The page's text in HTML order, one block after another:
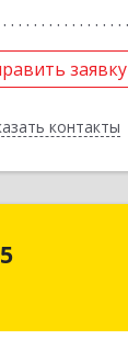
заявку
контакты
заявку
Назад